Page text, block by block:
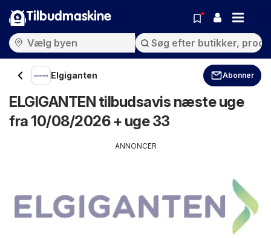
Tilbudmaskine
Elgiganten Abonner
ELGIGANTEN tilbudsavis næste uge
fra 10/08/2026 + uge 33
ANNONCER